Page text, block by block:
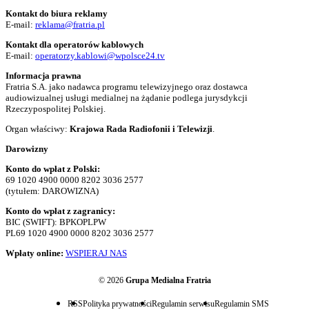
Kontakt do biura reklamy
E-mail: reklama@fratria.pl
Kontakt dla operatorów kablowych
E-mail: operatorzy.kablowi@wpolsce24.tv
Informacja prawna
Fratria S.A. jako nadawca programu telewizyjnego oraz dostawca
audiowizualnej usługi medialnej na żądanie podlega jurysdykcji
Rzeczypospolitej Polskiej.
Organ właściwy: Krajowa Rada Radiofonii i Telewizji.
Darowizny
Konto do wpłat z Polski:
69 1020 4900 0000 8202 3036 2577
(tytułem: DAROWIZNA)
Konto do wpłat z zagranicy:
BIC (SWIFT): BPKOPLPW
PL69 1020 4900 0000 8202 3036 2577
Wpłaty online: WSPIERAJ NAS
© 2026 Grupa Medialna Fratria
RSSPolityka prywatnościRegulamin serwisuRegulamin SMS